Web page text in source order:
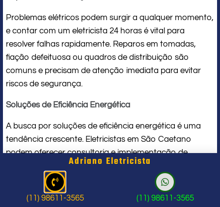
Problemas elétricos podem surgir a qualquer momento,
e contar com um eletricista 24 horas é vital para
resolver falhas rapidamente. Reparos em tomadas,
fiação defeituosa ou quadros de distribuição são
comuns e precisam de atenção imediata para evitar
riscos de segurança.
Soluções de Eficiência Energética
A busca por soluções de eficiência energética é uma
tendência crescente. Eletricistas em São Caetano
podem oferecer consultoria e implementação de
tecnologias como sistemas de automação residencial.
Isso não só reduz o consumo de energia, mas também
contribui para a sustentabilidade, gerando economia a
Adriano Eletricista
(11) 98611-3565 (11) 98611-3565